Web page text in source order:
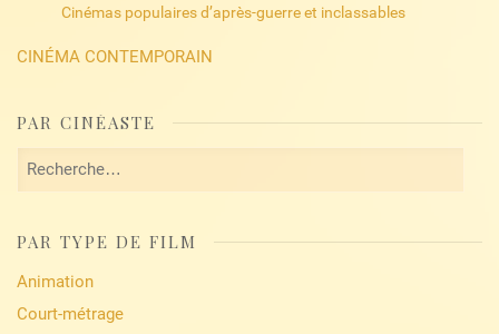
Cinémas populaires d’après-guerre et inclassables
CINÉMA CONTEMPORAIN
PAR CINÉASTE
Rechercher :
PAR TYPE DE FILM
Animation
Court-métrage